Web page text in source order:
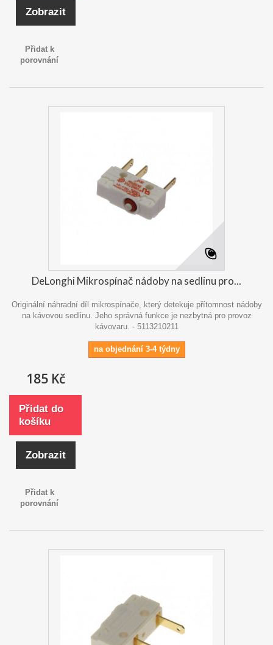
Zobrazit
Přidat k
porovnání
DeLonghi Mikrospínač nádoby na sedlinu pro...
Originální náhradní díl mikrospínače, který detekuje přítomnost nádoby
na kávovou sedlinu. Jeho správná funkce je nezbytná pro provoz
kávovaru. - 5113210211
na objednání 3-4 týdny
185 Kč
Přidat do
košíku
Zobrazit
Přidat k
porovnání